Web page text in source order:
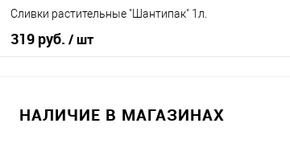
Сливки растительные "Шантипак" 1л.
319 руб. / шт
В корзину
НАЛИЧИЕ В МАГАЗИНАХ